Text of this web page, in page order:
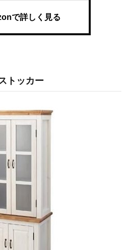
で詳しく見る
トッカー